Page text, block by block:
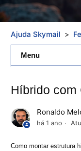
Ajuda Skymail
Menu
Hospedagem De
Painel De
Híbrido com
Ronaldo
há 1 ano
Como montar estrutura